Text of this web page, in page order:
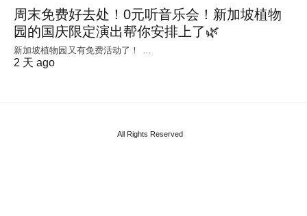
周末免费好去处！0元听音乐会！新加坡植物
园的国庆限定演出帮你安排上了🌿
新加坡植物园又有免费活动了！ …
2 天 ago
All Rights Reserved